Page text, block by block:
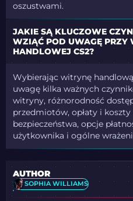
oszustwami.
JAKIE SĄ KLUCZOWE
WZIĄĆ POD UWAGĘ PRZY
HANDLOWEJ CS2?
Wybierając witrynę
uwagę kilka ważnych
witryny, różnorodność
przedmiotów, opłaty i
bezpieczeństwa, opcje
użytkownika i ogólne
AUTHOR
SOPHIA WILLIAMS